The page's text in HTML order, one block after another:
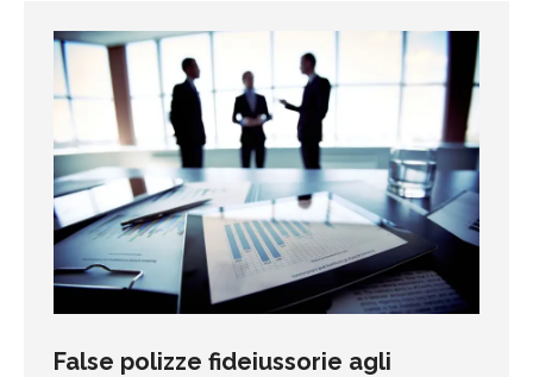
False polizze fideiussorie agli